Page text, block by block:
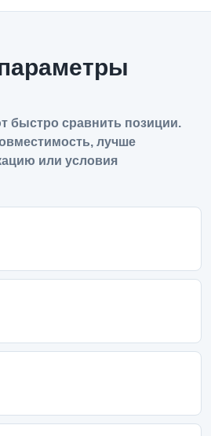
быстро сравнить позиции.
лучше
или условия